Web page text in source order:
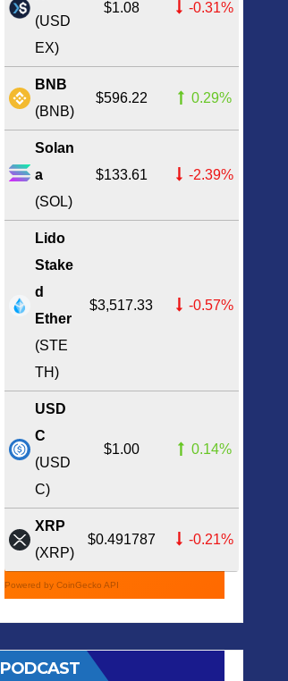
(USD
EX)
$1.08 -0.31%
BNB
(BNB)
$596.22 0.29%
Solan
a
(SOL)
$133.61 -2.39%
Lido
Stake
d
Ether
(STE
TH)
$3,517.33 -0.57%
USD
C
(USD
C)
$1.00 0.14%
XRP
(XRP)
$0.491787 -0.21%
Powered by CoinGecko API
PODCAST